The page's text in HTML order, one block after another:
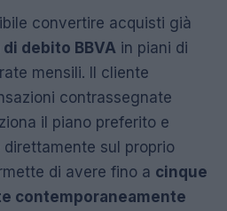
convertire acquisti già
debito BBVA in piani di
mensili. Il cliente
contrassegnate
il piano preferito e
direttamente sul proprio
di avere fino a cinque
contemporaneamente